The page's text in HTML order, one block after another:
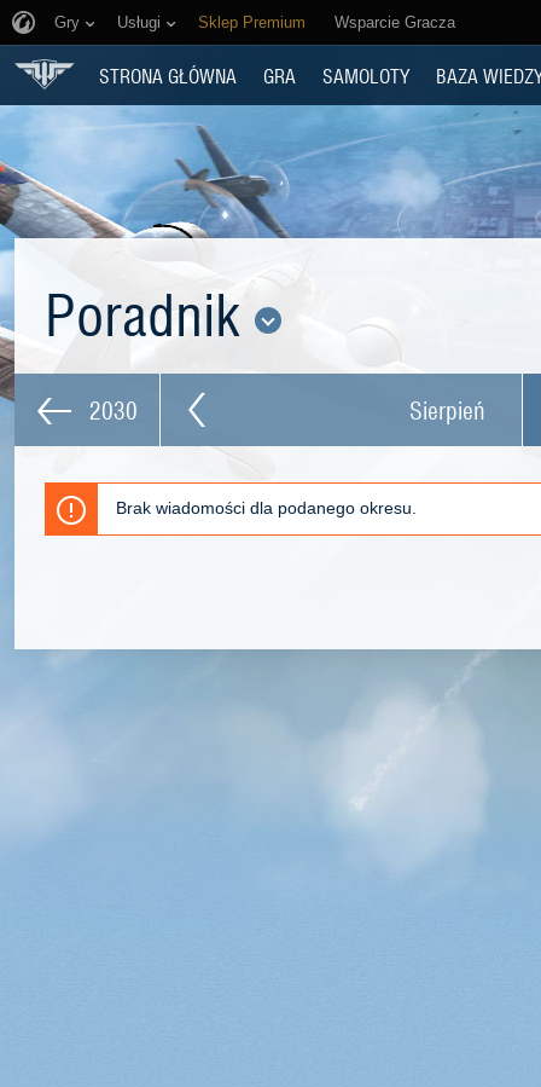
Gry Usługi Sklep Premium Wsparcie Gracza
STRONA GŁÓWNA GRA SAMOLOTY BAZA
Poradnik
2030 Sierpień
Brak wiadomości dla podanego okresu.